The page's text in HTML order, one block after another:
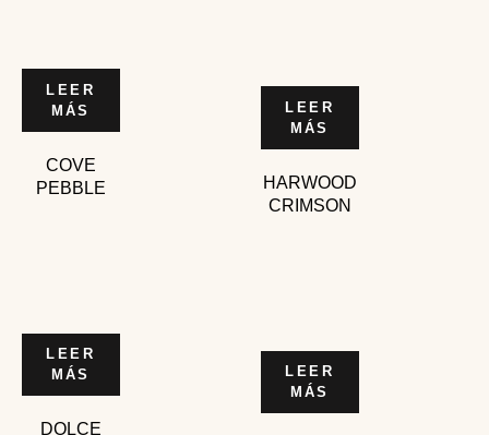
LEER
MÁS
COVE
PEBBLE
LEER
MÁS
HARWOOD
CRIMSON
LEER
MÁS
DOLCE
LEER
MÁS